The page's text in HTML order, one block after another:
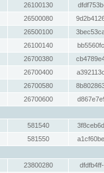
26100130
26500080
26500100
26100140
26700380
26700400
26700580
26700600
581540
581550
23800280